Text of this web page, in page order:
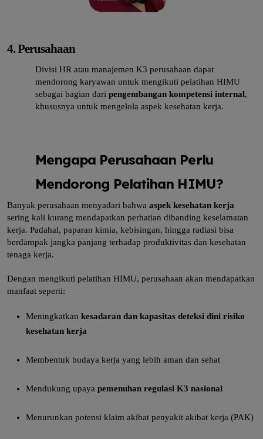
4. Perusahaan
Divisi HR atau manajemen K3 perusahaan dapat
mendorong karyawan untuk mengikuti pelatihan HIMU
sebagai bagian dari pengembangan kompetensi internal,
khususnya untuk mengelola aspek kesehatan kerja.
Mengapa Perusahaan Perlu
Mendorong Pelatihan HIMU?
Banyak perusahaan menyadari bahwa aspek kesehatan kerja
sering kali kurang mendapatkan perhatian dibanding keselamatan
kerja. Padahal, paparan kimia, kebisingan, hingga radiasi bisa
berdampak jangka panjang terhadap produktivitas dan kesehatan
tenaga kerja.
Dengan mengikuti pelatihan HIMU, perusahaan akan mendapatkan
manfaat seperti:
Meningkatkan kesadaran dan kapasitas deteksi dini risiko
kesehatan kerja
Membentuk budaya kerja yang lebih aman dan sehat
Mendukung upaya pemenuhan regulasi K3 nasional
Menurunkan potensi klaim akibat penyakit akibat kerja (PAK)